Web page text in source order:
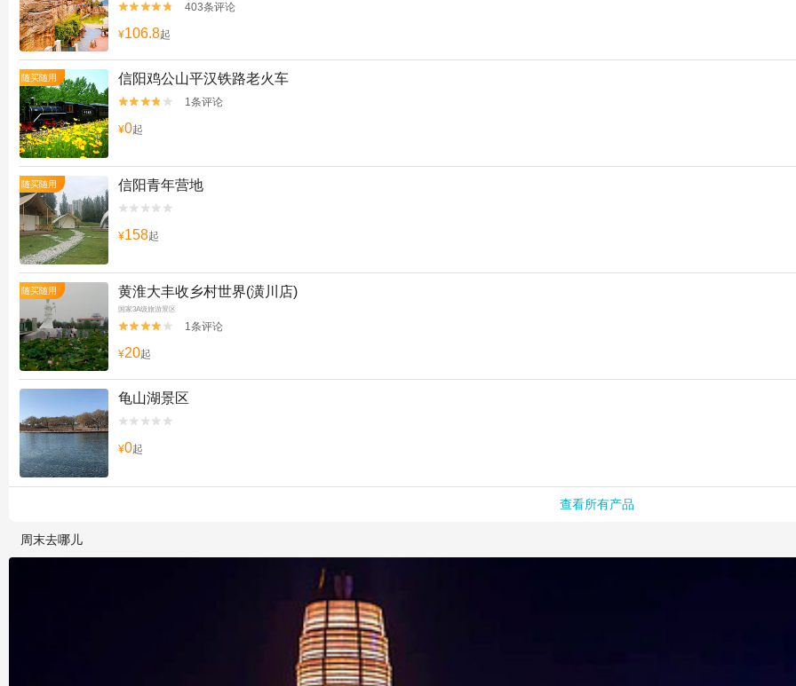

 403条评论
¥106.8起
随买随用 信阳鸡公山平汉铁路老火车

 1条评论
¥0起
随买随用 信阳青年营地


¥158起
随买随用 黄淮大丰收乡村世界(潢川店)
国家3A级旅游景区

 1条评论
¥20起
龟山湖景区


¥0起
查看所有产品
周末去哪儿